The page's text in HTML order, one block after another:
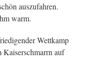
auszufahren.
warm.
Wettkamp
Kaiserschmarrn auf